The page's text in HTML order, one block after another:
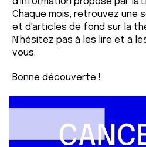
Chaque mois, retrouvez une
et d'articles de fond sur la
N'hésitez pas à les lire et à
vous.
Bonne découverte !